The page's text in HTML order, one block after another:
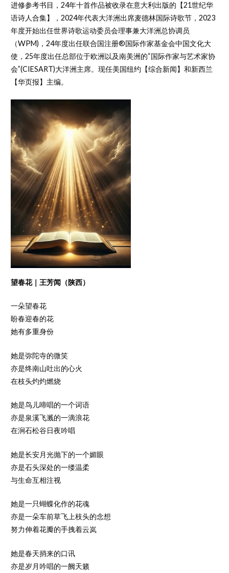
进修参考书目，24年十首作品被收录在意大利出版的【21世纪华
语诗人合集】，2024年代表大洋洲出席麦德林国际诗歌节，2023
年度开始出任世界诗歌运动委员会理事兼大洋洲总协调员
（WPM)，24年度出任联合国注册®️国际作家基金会中国文化大
使，25年度出任总部位于欧洲以及南美洲的“国际作家与艺术家协
会”(CIESART)大洋洲主席。现任美国纽约【综合新闻】和新西兰
【华页报】主编。
望春花｜王芳闻（陕西）
一朵望春花
盼春迎春的花
她有多重身份
她是弥陀寺的微笑
亦是终南山吐出的心火
在枝头灼灼燃烧
她是鸟儿啼唱的一个词语
亦是泉溪飞溅的一滴浪花
在涧石松谷日夜吟唱
她是长安月光抛下的一个媚眼
亦是石头深处的一缕温柔
与生命互相注视
她是一只蝴蝶化作的花魂
亦是一朵车前草飞上枝头的念想
努力伸着花瓣的手拽着云岚
她是春天捎来的口讯
亦是岁月吟唱的一阙天籁